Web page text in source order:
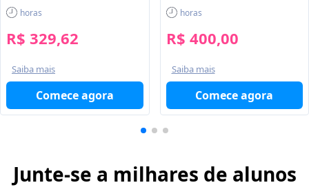
horas
R$ 329,62
Saiba mais
Comece agora
horas
R$ 400,00
Saiba mais
Comece agora
Junte-se a milhares de alunos